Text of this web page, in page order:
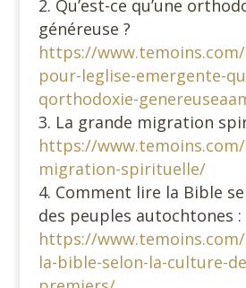
Qu’est-ce qu’une
généreuse ?
https://
pour-leglise-emergente-
qorthodoxie-
La grande migration
https://
migration-spirituelle/
Comment lire la Bible
des peuples autochtones :
https://
la-bible-selon-la-culture-